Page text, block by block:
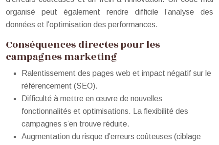
organisé peut également rendre difficile l’analyse des
données et l’optimisation des performances.
Conséquences directes pour les
campagnes marketing
Ralentissement des pages web et impact négatif sur le
référencement (SEO).
Difficulté à mettre en œuvre de nouvelles
fonctionnalités et optimisations. La flexibilité des
campagnes s’en trouve réduite.
Augmentation du risque d’erreurs coûteuses (ciblage